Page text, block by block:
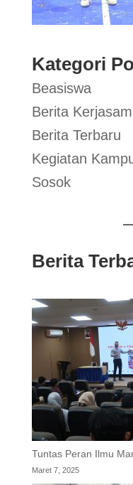
Kategori
Beasiswa
Berita
Berita Terbaru
Kegiatan
Sosok
Berita
Tuntas Peran Ilmu
Maret 7, 2025